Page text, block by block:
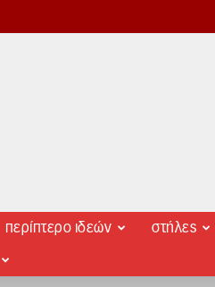
περίπτερο ιδεών στήλες